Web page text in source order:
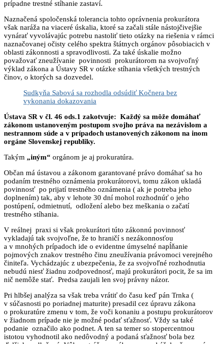
prípadne trestné stíhanie zastaví.
Naznačená spoločenská tolerancia tohto oprávnenia prokurátora
však naráža na viaceré úskalia, ktoré sa začali stále nástojčivejšie
vynárať vyvolávajúc potrebu nastoliť tieto otázky na riešenia v rámci
naznačovanej očisty celého spektra štátnych orgánov pôsobiacich v
oblasti zákonnosti a spravodlivosti. Za také úskalie možno
považovať zneužívanie povinnosti prokurátorom na svojvoľný
výklad zákona a Ústavy SR v otázke stíhania všetkých trestných
činov, o ktorých sa dozvedel.
Sudkyňa Sabová sa rozhodla odsúdiť Kočnera bez
vykonania dokazovania
Ústava SR v čl. 46 ods.1 zakotvuje: Každý sa môže domáhať
zákonom ustanoveným postupom svojho práva na nezávislom a
nestrannom súde a v prípadoch ustanovených zákonom na inom
orgáne Slovenskej republiky.
Takým „iným“ orgánom je aj prokuratúra.
Občan má ústavou a zákonom garantované právo domáhať sa ho
podaním trestného oznámenia prokurátorovi, tomu zákon ukladá
povinnosť po prijatí trestného oznámenia ( ak je potreba jeho
doplnením) tak, aby v lehote 30 dní mohol rozhodnúť o jeho
postúpení, odmietnutí, odložení alebo bez meškania o začatí
trestného stíhania.
V reálnej praxi si však prokurátori túto zákonnú povinnosť
vykladajú tak svojvoľne, že to hraničí s nezákonnosťou
a v mnohých prípadoch ide o evidentne úmyselné napĺňanie
pojmových znakov trestného činu zneužívania právomoci verejného
činiteľa. Vychádzajúc z ubezpečenia, že za svojvoľné rozhodnutia
nebudú niesť žiadnu zodpovednosť, majú prokurátori pocit, že sa im
nič nemôže stať. Predsa zaujali len svoj právny názor.
Pri hlbšej analýza sa však treba vrátiť do času keď pán Trnka (
v súčasnosti po poriadnej maturite) presadil cez úpravu zákona
o prokuratúre zmenu v tom, že voči konaniu a postupu prokurátorov
v žiadnom prípade nie je možné podať sťažnosť. Vždy sa také
podanie označilo ako podnet. A ten sa temer so stopercentnou
istotou vyhodnotil ako nedôvodný a podaná sťažnosť bola bez